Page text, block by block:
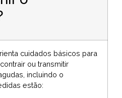
cuidados básicos para
ou transmitir
incluindo o
estão: